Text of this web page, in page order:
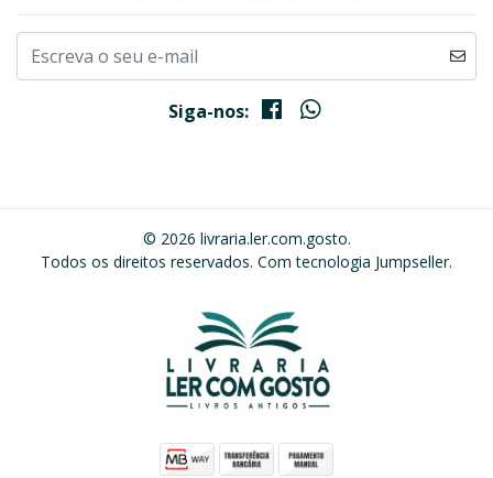
Siga-nos:
© 2026 livraria.ler.com.gosto.
Todos os direitos reservados. Com tecnologia Jumpseller.